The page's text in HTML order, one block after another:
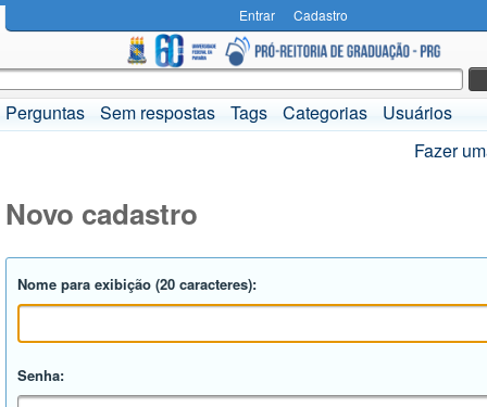
Entrar Cadastro
Perguntas Sem respostas Tags Categorias
Usuários
Fazer
Novo cadastro
Nome para exibição (20 caracteres):
Senha: